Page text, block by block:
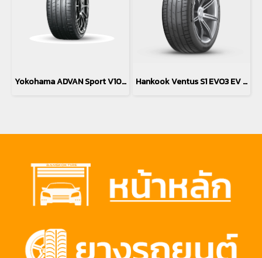
Yokohama ADVAN Sport V107 275/30R20 Hankook Ventus S1 EVO3 EV K127 *T0 235/40R19